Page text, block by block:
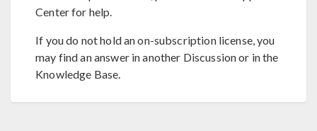
Center for help.
If you do not hold an on-subscription license, you
may find an answer in another Discussion or in the
Knowledge Base.